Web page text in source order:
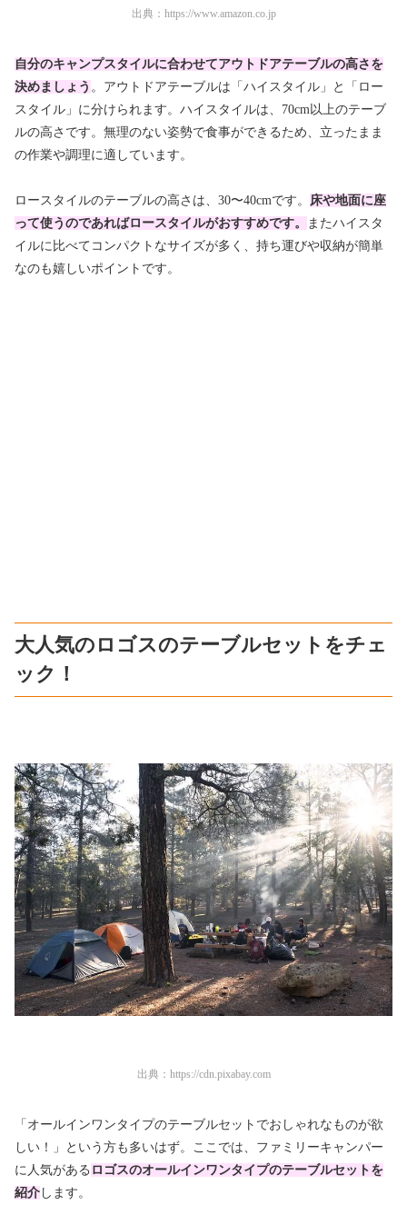
出典： https://www.amazon.co.jp
自分のキャンプスタイルに合わせてアウトドアテーブルの高さを
決めましょう 。アウトドアテーブルは「ハイスタイル」と「ロー
スタイル」に分けられます。ハイスタイルは、70cm以上のテーブ
ルの高さです。無理のない姿勢で食事ができるため、立ったまま
の作業や調理に適しています。
ロースタイルのテーブルの高さは、30〜40cmです。 床や地面に座
って使うのであればロースタイルがおすすめです。
またハイスタ
イルに比べてコンパクトなサイズが多く、持ち運びや収納が簡単
なのも嬉しいポイントです。
大人気のロゴスのテーブルセットをチェ
ック！
出典： https://cdn.pixabay.com
「オールインワンタイプのテーブルセットでおしゃれなものが欲
しい！」という方も多いはず。ここでは、ファミリーキャンパー
に人気がある ロゴスのオールインワンタイプのテーブルセットを
紹介 します。